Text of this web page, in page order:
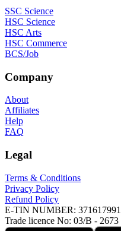
SSC Science
HSC Science
HSC Arts
HSC Commerce
BCS/Job
Company
About
Affiliates
Help
FAQ
Legal
Terms & Conditions
Privacy Policy
Refund Policy
E-TIN NUMBER:
Trade licence No: 03/B - 2673